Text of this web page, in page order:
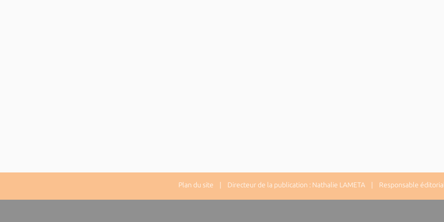
Plan du site | Directeur de la publication : Nathalie LAMETA | Responsable éditorial